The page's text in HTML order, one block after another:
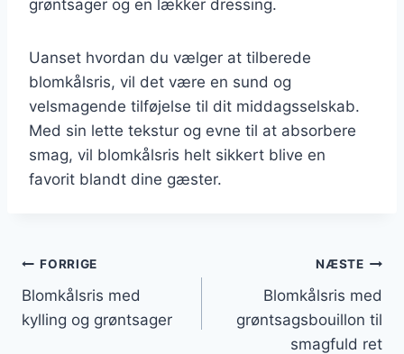
grøntsager og en lækker dressing.
Uanset hvordan du vælger at tilberede
blomkålsris, vil det være en sund og
velsmagende tilføjelse til dit middagsselskab.
Med sin lette tekstur og evne til at absorbere
smag, vil blomkålsris helt sikkert blive en
favorit blandt dine gæster.
Indlægsnavigation
FORRIGE
Blomkålsris med
kylling og grøntsager
NÆSTE
Blomkålsris med
grøntsagsbouillon til
smagfuld ret